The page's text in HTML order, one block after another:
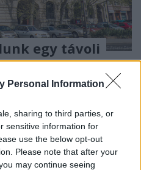
Personal Information
sharing to third parties, or
sensitive information for
use the below opt-out
Please note that after your
may continue seeing
egy távoli
semmiképen sem
a technika gyorsuló
tessékeli. A